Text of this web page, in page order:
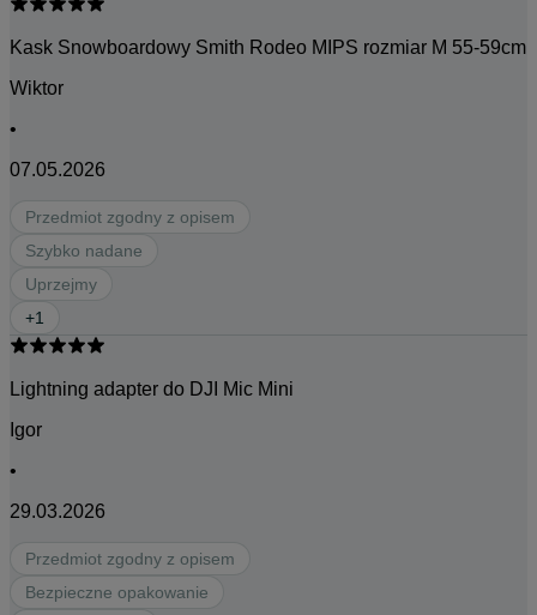
Kask Snowboardowy Smith Rodeo MIPS rozmiar M 55-59cm
Wiktor
•
07.05.2026
Przedmiot zgodny z opisem
Szybko nadane
Uprzejmy
+1
Lightning adapter do DJI Mic Mini
Igor
•
29.03.2026
Przedmiot zgodny z opisem
Bezpieczne opakowanie